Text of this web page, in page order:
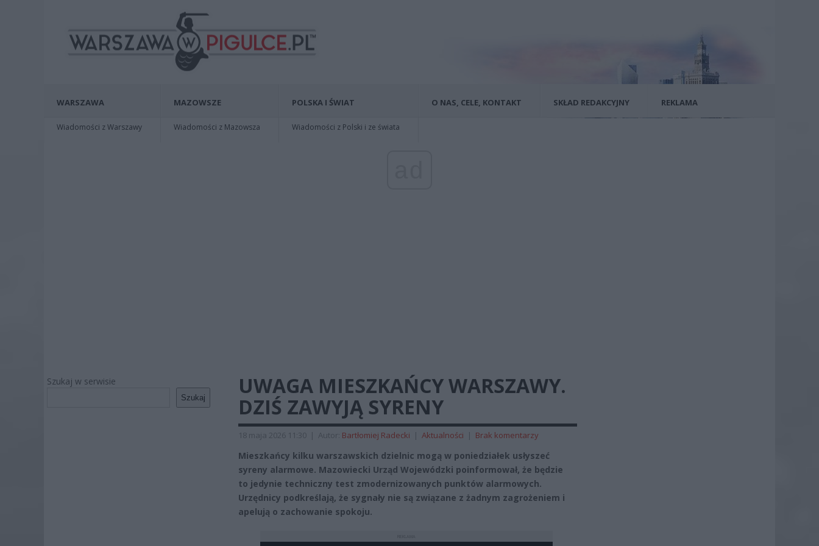
WARSZAWA
Wiadomości z Warszawy
MAZOWSZE
Wiadomości z Mazowsza
POLSKA I ŚWIAT
Wiadomości z Polski i ze świata
O NAS, CELE, KONTAKT SKŁAD REDAKCYJNY REKLAMA
Szukaj w serwisie
Szukaj
UWAGA MIESZKAŃCY WARSZAWY.
DZIŚ ZAWYJĄ SYRENY
18 maja 2026 11:30 | Autor: Bartłomiej Radecki | Aktualności | Brak komentarzy
Mieszkańcy kilku warszawskich dzielnic mogą w poniedziałek usłyszeć
syreny alarmowe. Mazowiecki Urząd Wojewódzki poinformował, że będzie
to jedynie techniczny test zmodernizowanych punktów alarmowych.
Urzędnicy podkreślają, że sygnały nie są związane z żadnym zagrożeniem i
apelują o zachowanie spokoju.